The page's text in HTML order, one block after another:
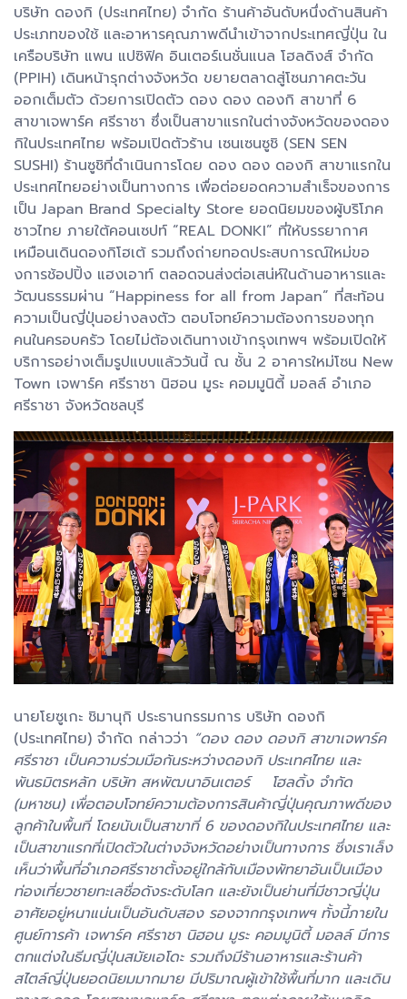
บริษัท ดองกิ (ประเทศไทย) จำกัด ร้านค้าอันดับหนึ่งด้านสินค้า
ประเภทของใช้ และอาหารคุณภาพดีนำเข้าจากประเทศญี่ปุ่น ใน
เครือบริษัท แพน แปซิฟิค อินเตอร์เนชั่นแนล โฮลดิงส์ จำกัด
(PPIH) เดินหน้ารุกต่างจังหวัด ขยายตลาดสู่โซนภาคตะวัน
ออกเต็มตัว ด้วยการเปิดตัว ดอง ดอง ดองกิ สาขาที่ 6
สาขาเจพาร์ค ศรีราชา ซึ่งเป็นสาขาแรกในต่างจังหวัดของดอง
กิในประเทศไทย พร้อมเปิดตัวร้าน เซนเซนซูชิ (SEN SEN
SUSHI) ร้านซูชิที่ดำเนินการโดย ดอง ดอง ดองกิ สาขาแรกใน
ประเทศไทยอย่างเป็นทางการ เพื่อต่อยอดความสำเร็จของการ
เป็น Japan Brand Specialty Store ยอดนิยมของผู้บริโภค
ชาวไทย ภายใต้คอนเซปท์ “REAL DONKI” ที่ให้บรรยากาศ
เหมือนเดินดองกิโฮเต้ รวมถึงถ่ายทอดประสบการณ์ใหม่ขอ
งการช้อปปิ้ง แฮงเอาท์ ตลอดจนส่งต่อเสน่ห์ในด้านอาหารและ
วัฒนธรรมผ่าน “Happiness for all from Japan” ที่สะท้อน
ความเป็นญี่ปุ่นอย่างลงตัว ตอบโจทย์ความต้องการของทุก
คนในครอบครัว โดยไม่ต้องเดินทางเข้ากรุงเทพฯ พร้อมเปิดให้
บริการอย่างเต็มรูปแบบแล้ววันนี้ ณ ชั้น 2 อาคารใหม่โซน New
Town เจพาร์ค ศรีราชา นิฮอน มูระ คอมมูนิตี้ มอลล์ อำเภอ
ศรีราชา จังหวัดชลบุรี
นายโยซูเกะ ชิมานุกิ ประธานกรรมการ บริษัท ดองกิ
(ประเทศไทย) จำกัด กล่าวว่า “ดอง ดอง ดองกิ สาขาเจพาร์ค
ศรีราชา เป็นความร่วมมือกันระหว่างดองกิ ประเทศไทย และ
พันธมิตรหลัก บริษัท สหพัฒนาอินเตอร์ โฮลดิ้ง จำกัด
(มหาชน) เพื่อตอบโจทย์ความต้องการสินค้าญี่ปุ่นคุณภาพดีของ
ลูกค้าในพื้นที่ โดยนับเป็นสาขาที่ 6 ของดองกิในประเทศไทย และ
เป็นสาขาแรกที่เปิดตัวในต่างจังหวัดอย่างเป็นทางการ ซึ่งเราเล็ง
เห็นว่าพื้นที่อำเภอศรีราชาตั้งอยู่ใกล้กับเมืองพัทยาอันเป็นเมือง
ท่องเที่ยวชายทะเลชื่อดังระดับโลก และยังเป็นย่านที่มีชาวญี่ปุ่น
อาศัยอยู่หนาแน่นเป็นอันดับสอง รองจากกรุงเทพฯ ทั้งนี้ภายใน
ศูนย์การค้า เจพาร์ค ศรีราชา นิฮอน มูระ คอมมูนิตี้ มอลล์ มีการ
ตกแต่งในธีมญี่ปุ่นสมัยเอโดะ รวมถึงมีร้านอาหารและร้านค้า
สไตล์ญี่ปุ่นยอดนิยมมากมาย มีปริมาณผู้เข้าใช้พื้นที่มาก และเดิน